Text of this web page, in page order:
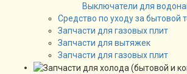
Выключатели для
Средство по уходу за бытовой
Запчасти для газовых плит
Запчасти для вытяжек
Запчасти для газовых плит